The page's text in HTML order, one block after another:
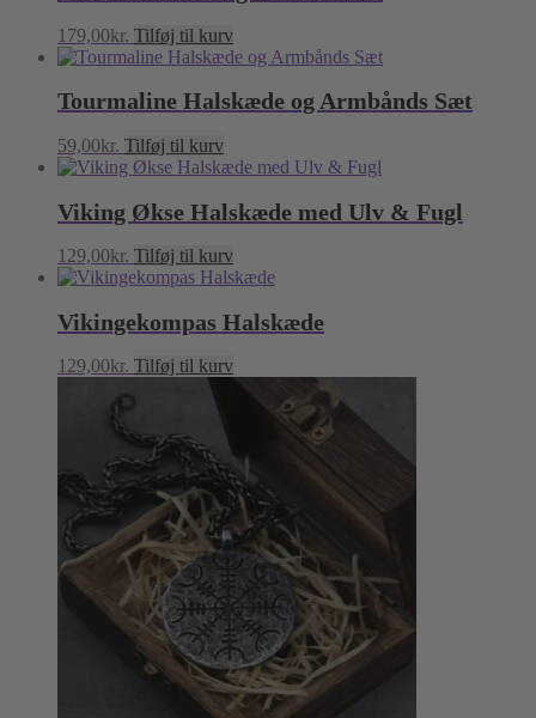
179,00kr. Tilføj til kurv
Tourmaline Halskæde og Armbånds Sæt
59,00kr. Tilføj til kurv
Viking Økse Halskæde med Ulv & Fugl
129,00kr. Tilføj til kurv
Vikingekompas Halskæde
129,00kr. Tilføj til kurv